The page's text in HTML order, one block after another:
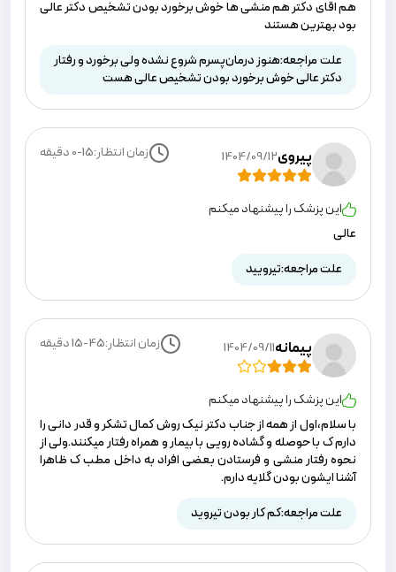
هم اقای دکتر هم منشی ها خوش برخورد بودن تشخیص دکتر عالی
بود بهترین هستند
علت مراجعه:هنوز درمان‌پسرم شروع نشده ولی برخورد و رفتار
دکتر عالی خوش برخورد بودن تشخیص عالی هست
پیروی1404/09/12 زمان انتظار:0-15دقیقه
این پزشک را پیشنهاد میکنم
عالی
علت مراجعه:تیرویید
پیمانه1404/09/11 زمان انتظار:15-45دقیقه
این پزشک را پیشنهاد میکنم
با سلام،اول از همه از جناب دکتر نیک روش کمال تشکر و قدر دانی را
دارم ک با حوصله و گشاده رویی با بیمار و همراه رفتار میکنند.ولی از
نحوه رفتار منشی و فرستادن بعضی افراد به داخل مطب ک ظاهرا
آشنا ایشون بودن گلایه دارم.
علت مراجعه:کم کار بودن تیروید